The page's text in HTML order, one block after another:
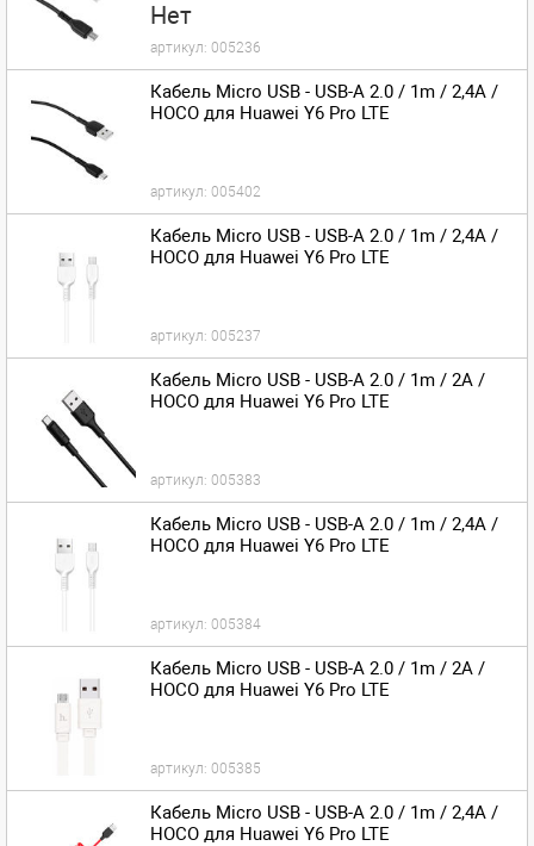
Нет
артикул: 005236
Кабель Micro USB - USB-A 2.0 / 1m / 2,4A /
HOCO для Huawei Y6 Pro LTE
артикул: 005402
Кабель Micro USB - USB-A 2.0 / 1m / 2,4A /
HOCO для Huawei Y6 Pro LTE
артикул: 005237
Кабель Micro USB - USB-A 2.0 / 1m / 2A /
HOCO для Huawei Y6 Pro LTE
артикул: 005383
Кабель Micro USB - USB-A 2.0 / 1m / 2,4A /
HOCO для Huawei Y6 Pro LTE
артикул: 005384
Кабель Micro USB - USB-A 2.0 / 1m / 2A /
HOCO для Huawei Y6 Pro LTE
артикул: 005385
Кабель Micro USB - USB-A 2.0 / 1m / 2,4A /
HOCO для Huawei Y6 Pro LTE